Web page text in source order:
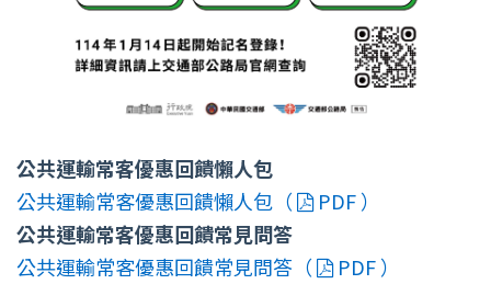
公共運輸常客優惠回饋懶人包
公共運輸常客優惠回饋懶人包（
PDF ）
公共運輸常客優惠回饋常見問答
公共運輸常客優惠回饋常見問答（
PDF ）